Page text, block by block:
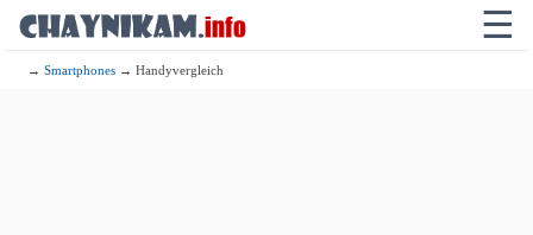
☰
→Smartphones → Handyvergleich